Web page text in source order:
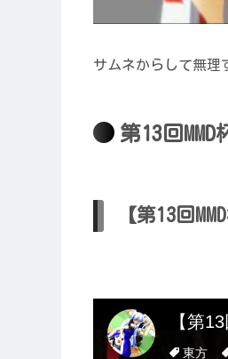
サムネからして無理
第13回
【第13回